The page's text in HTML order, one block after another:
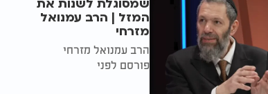
שמסוגלת לשנות את
המזל | הרב עמנואל
מזרחי
הרב עמנואל מזרחי
פורסם לפני